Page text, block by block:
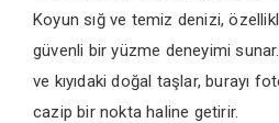
Koyun sığ ve temiz denizi,
güvenli bir yüzme deneyimi
ve kıyıdaki doğal taşlar, burayı
cazip bir nokta haline getirir.